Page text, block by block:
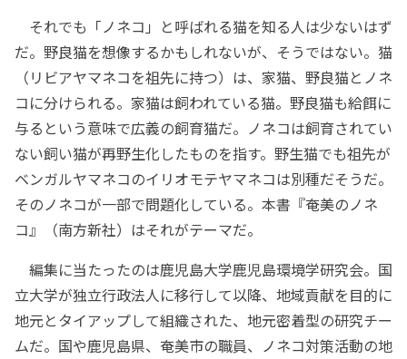
それでも「ノネコ」と呼ばれる猫を知る人は少ないはず
だ。野良猫を想像するかもしれないが、そうではない。猫
（リビアヤマネコを祖先に持つ）は、家猫、野良猫とノネ
コに分けられる。家猫は飼われている猫。野良猫も給餌に
与るという意味で広義の飼育猫だ。ノネコは飼育されてい
ない飼い猫が再野生化したものを指す。野生猫でも祖先が
ベンガルヤマネコのイリオモテヤマネコは別種だそうだ。
そのノネコが一部で問題化している。本書『奄美のノネ
コ』（南方新社）はそれがテーマだ。
編集に当たったのは鹿児島大学鹿児島環境学研究会。国
立大学が独立行政法人に移行して以降、地域貢献を目的に
地元とタイアップして組織された、地元密着型の研究チー
ムだ。国や鹿児島県、奄美市の職員、ノネコ対策活動の地